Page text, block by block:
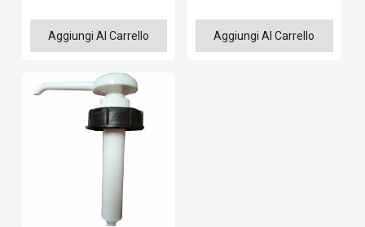
Aggiungi Al Carrello Aggiungi Al Carrello